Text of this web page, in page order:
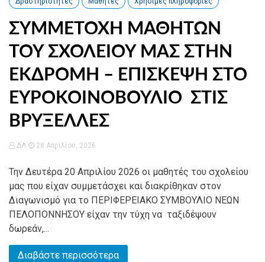
ΣΥΜΜΕΤΟΧΗ ΜΑΘΗΤΩΝ
ΤΟΥ ΣΧΟΛΕΙΟΥ ΜΑΣ ΣΤΗΝ
ΕΚΔΡΟΜΗ – ΕΠΙΣΚΕΨΗ ΣΤΟ
ΕΥΡΟΚΟΙΝΟΒΟΥΛΙΟ ΣΤΙΣ
ΒΡΥΞΕΛΛΕΣ
ΔΛ 28 Απριλίου, 2026
Την Δευτέρα 20 Απριλίου 2026 οι μαθητές του σχολείου
μας που είχαν συμμετάσχει και διακρίθηκαν στον
Διαγωνισμό για το ΠΕΡΙΦΕΡΕΙΑΚΟ ΣΥΜΒΟΥΛΙΟ ΝΕΩΝ
ΠΕΛΟΠΟΝΝΗΣΟΥ είχαν την τύχη να ταξιδέψουν
δωρεάν,...
Διαβάστε περισσότερα